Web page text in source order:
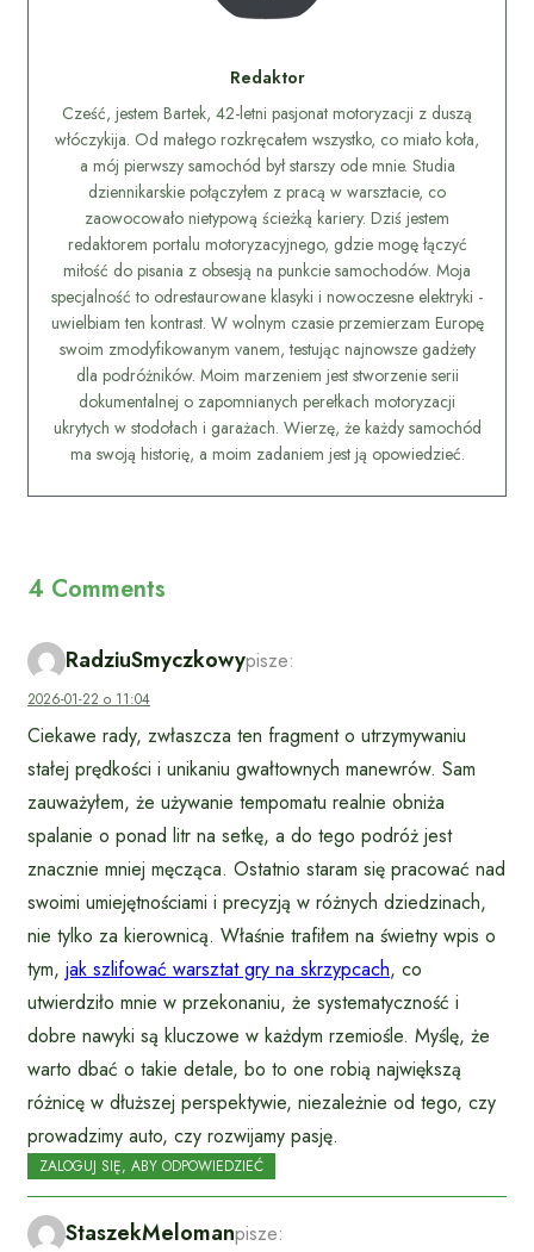
Redaktor
Cześć, jestem Bartek, 42-letni pasjonat motoryzacji z duszą
włóczykija. Od małego rozkręcałem wszystko, co miało koła,
a mój pierwszy samochód był starszy ode mnie. Studia
dziennikarskie połączyłem z pracą w warsztacie, co
zaowocowało nietypową ścieżką kariery. Dziś jestem
redaktorem portalu motoryzacyjnego, gdzie mogę łączyć
miłość do pisania z obsesją na punkcie samochodów. Moja
specjalność to odrestaurowane klasyki i nowoczesne elektryki -
uwielbiam ten kontrast. W wolnym czasie przemierzam Europę
swoim zmodyfikowanym vanem, testując najnowsze gadżety
dla podróżników. Moim marzeniem jest stworzenie serii
dokumentalnej o zapomnianych perełkach motoryzacji
ukrytych w stodołach i garażach. Wierzę, że każdy samochód
ma swoją historię, a moim zadaniem jest ją opowiedzieć.
4 Comments
RadziuSmyczkowypisze:
2026-01-22 o 11:04
Ciekawe rady, zwłaszcza ten fragment o utrzymywaniu
stałej prędkości i unikaniu gwałtownych manewrów. Sam
zauważyłem, że używanie tempomatu realnie obniża
spalanie o ponad litr na setkę, a do tego podróż jest
znacznie mniej męcząca. Ostatnio staram się pracować nad
swoimi umiejętnościami i precyzją w różnych dziedzinach,
nie tylko za kierownicą. Właśnie trafiłem na świetny wpis o
tym, jak szlifować warsztat gry na skrzypcach, co
utwierdziło mnie w przekonaniu, że systematyczność i
dobre nawyki są kluczowe w każdym rzemiośle. Myślę, że
warto dbać o takie detale, bo to one robią największą
różnicę w dłuższej perspektywie, niezależnie od tego, czy
prowadzimy auto, czy rozwijamy pasję.
ZALOGUJ SIĘ, ABY ODPOWIEDZIEĆ
StaszekMelomanpisze: